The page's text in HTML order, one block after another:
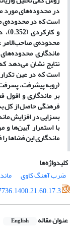
در محدوده‌های مورد
است که در محدوده‌ی مسجد
ماندگاری
نتایج نشان می‌دهد
است که در عین
(روبه پیشرفت،
بر ماندگاری و افول
فرهنگی حاصل از کل
بسزایی در افزایش
با استمرار آیین‌ها
ماندگاری این فضاها
کلیدواژه‌ها
ضرب آهنگ کاوی
عنوان مقاله English